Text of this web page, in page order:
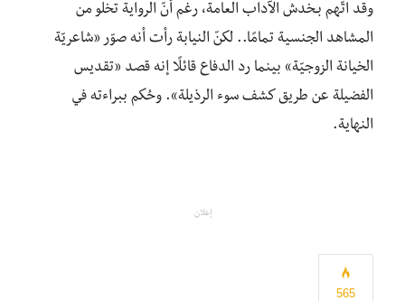
وقد اتّهم بـخدش الآداب العامة، رغم أنّ الرواية تخلو من
المشاهد الجنسية تمامًا.. لكنّ النيابة رأت أنه صوّر «شاعريّة
الخيانة الزوجيّة» بينما رد الدفاع قائلًا إنه قصد «تقديس
الفضيلة عن طريق كشف سوء الرذيلة». وحُكم ببراءته في
النهاية.
إعلان
565